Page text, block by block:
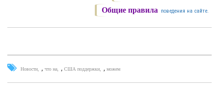
Общие правила поведения на сайте.
Новости , что на , США поддержки , можем